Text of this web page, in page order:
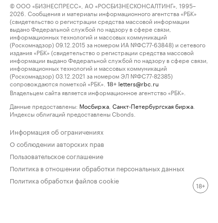
© ООО «БИЗНЕСПРЕСС», АО «РОСБИЗНЕСКОНСАЛТИНГ», 1995–
2026. Сообщения и материалы информационного агентства «РБК»
(свидетельство о регистрации средства массовой информации
выдано Федеральной службой по надзору в сфере связи,
информационных технологий и массовых коммуникаций
(Роскомнадзор) 09.12.2015 за номером ИА №ФС77-63848) и сетевого
издания «РБК» (свидетельство о регистрации средства массовой
информации выдано Федеральной службой по надзору в сфере связи,
информационных технологий и массовых коммуникаций
(Роскомнадзор) 03.12.2021 за номером ЭЛ №ФС77-82385)
сопровождаются пометкой «РБК».
18+ letters@rbc.ru
Владельцем сайта является информационное агентство «РБК».
Данные предоставлены: Мосбиржа Санкт-Петербургская биржа
Индексы облигаций предоставлены Cbonds.
Информация об ограничениях
О соблюдении авторских прав
Пользовательское соглашение
Политика в отношении обработки персональных данных
Политика обработки файлов cookie
18+